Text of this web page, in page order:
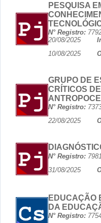
PESQUISA
N° Registro:
20/08/2025
10/08/2025
GRUPO DE
CRÍTICOS
N° Registro:
22/08/2025
N° Registro:
31/08/2025
EDUCAÇÃO
DA
N° Registro: